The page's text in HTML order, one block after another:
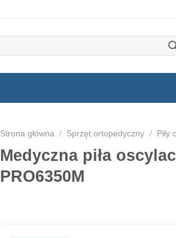
Strona główna / Sprzęt ortopedyczny / Piły
Medyczna piła
PRO6350M